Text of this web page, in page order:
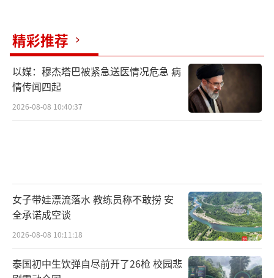
精彩推荐
以媒：穆杰塔巴被紧急送医情况危急 病
情传闻四起
2026-08-08 10:40:37
女子带娃漂流落水 教练员称不敢捞 安
全承诺成空谈
2026-08-08 10:11:18
泰国初中生饮弹自尽前开了26枪 校园悲